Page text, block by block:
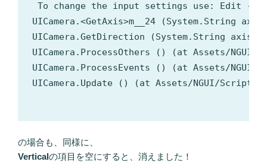
To change the input settings use: Edit ->
UICamera.<GetAxis>m__24 (System.String
UICamera.GetDirection (System.String axis)
UICamera.ProcessOthers () (at Assets/NGUI/
UICamera.ProcessEvents () (at Assets/NGUI/
UICamera.Update () (at Assets/NGUI/Scripts/
の場合も、同様に、
Verticalの項目を空にすると、消えました！